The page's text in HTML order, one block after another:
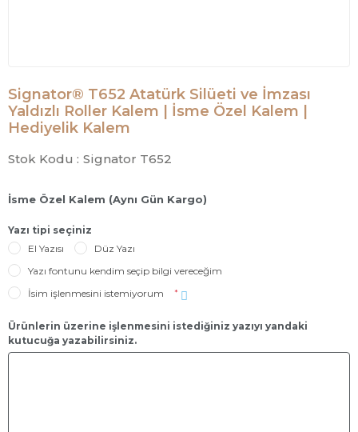
Signator® T652 Atatürk Silüeti ve İmzası
Yaldızlı Roller Kalem | İsme Özel Kalem |
Hediyelik Kalem
Stok Kodu : Signator T652
İsme Özel Kalem (Aynı Gün Kargo)
Yazı tipi seçiniz
El Yazısı
Düz Yazı
Yazı fontunu kendim seçip bilgi vereceğim
İsim işlenmesini istemiyorum
*
Ürünlerin üzerine işlenmesini istediğiniz yazıyı yandaki
kutucuğa yazabilirsiniz.